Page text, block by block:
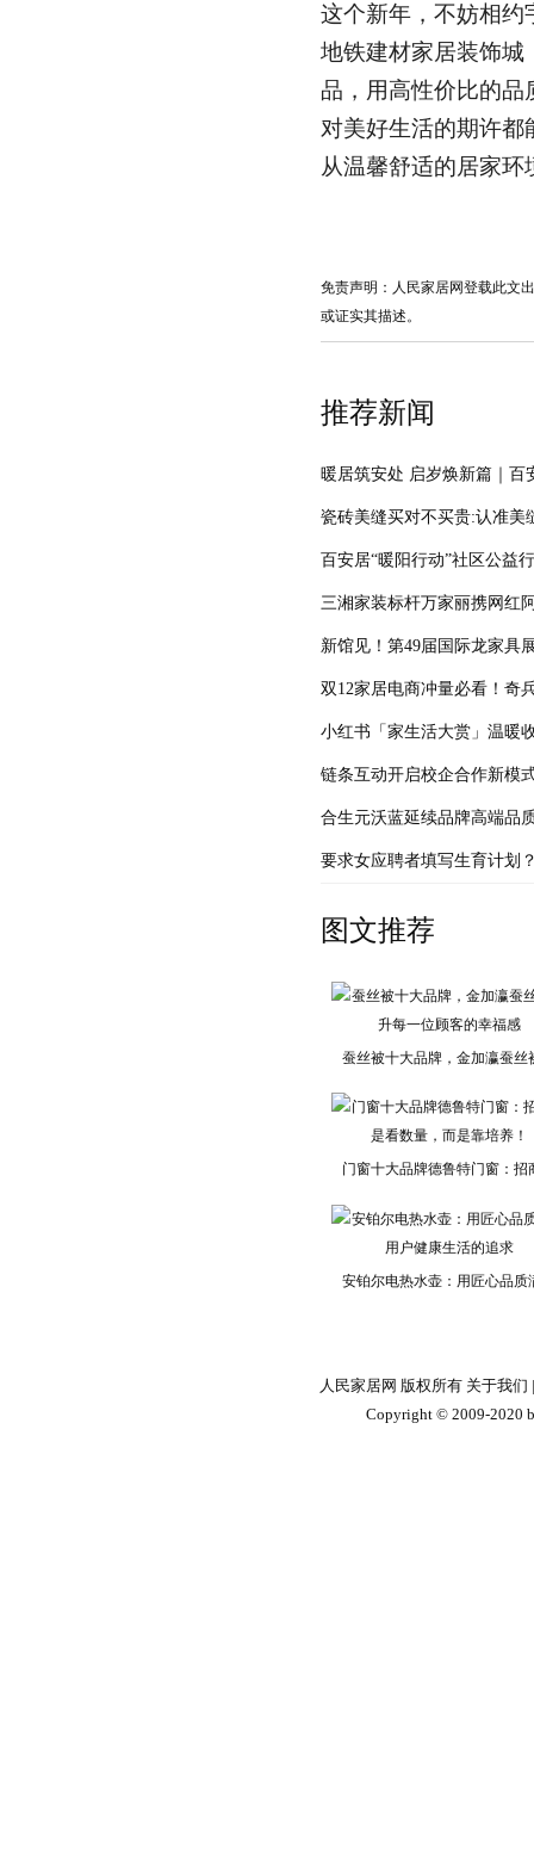
这个新年，不妨相约
地铁建材家居装饰城
品，用高性价比的
对美好生活的期许
从温馨舒适的居家
免责声明：人民家居网登载此文
或证实其描述。
推荐新闻
暖居筑安处 启岁焕新篇｜百
瓷砖美缝买对不买贵:认准美
百安居“暖阳行动”社区公益
三湘家装标杆万家丽携网红
新馆见！第49届国际龙家具
双12家居电商冲量必看！奇
小红书「家生活大赏」温暖
链条互动开启校企合作新模
合生元沃蓝延续品牌高端品
要求女应聘者填写生育计划
图文推荐
蚕丝被十大品牌，金加瀛蚕丝
门窗十大品牌德鲁特门窗：招
安铂尔电热水壶：用匠心品质
人民家居网 版权所有 关于我们 |
Copyright © 2009-2020